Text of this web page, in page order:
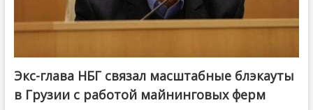
Экс-глава НБГ связал масштабные блэкауты
в Грузии с работой майнинговых ферм